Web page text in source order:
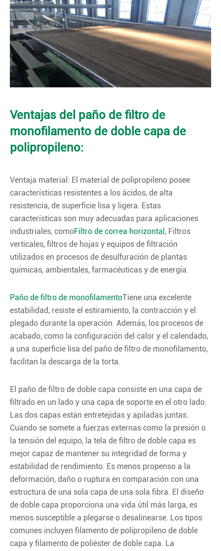
Ventajas del paño de filtro de
monofilamento de doble capa de
polipropileno:
Ventaja material: El material de polipropileno posee
características resistentes a los ácidos, de alta
resistencia, de superficie lisa y ligera. Estas
características son muy adecuadas para aplicaciones
industriales, comoFiltro de correa horizontal , Filtros
verticales, filtros de hojas y equipos de filtración
utilizados en procesos de desulfuración de plantas
químicas, ambientales, farmacéuticas y de energía.
Paño de filtro de monofilamentoTiene una excelente
estabilidad, resiste el estiramiento, la contracción y el
plegado durante la operación. Además, los procesos de
acabado, como la configuración del calor y el calendado,
a una superficie lisa del paño de filtro de monofilamento,
facilitan la descarga de la torta.
El paño de filtro de doble capa consiste en una capa de
filtrado en un lado y una capa de soporte en el otro lado.
Las dos capas están entretejidas y apiladas juntas.
Cuando se somete a fuerzas externas como la presión o
la tensión del equipo, la tela de filtro de doble capa es
mejor capaz de mantener su integridad de forma y
estabilidad de rendimiento. Es menos propenso a la
deformación, daño o ruptura en comparación con una
estructura de una sola capa de una sola fibra. El diseño
de doble capa proporciona una vida útil más larga, es
menos susceptible a plegarse o desalinearse. Los tipos
comunes incluyen filamento de polipropileno de doble
capa y filamento de poliéster de doble capa. La